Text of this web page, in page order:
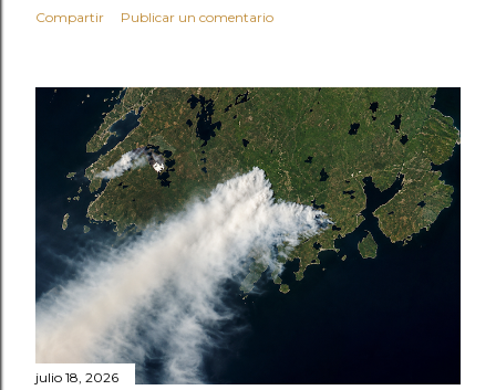
Compartir Publicar un comentario
julio 18, 2026